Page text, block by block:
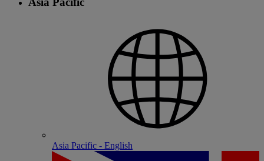
Asia Pacific - English